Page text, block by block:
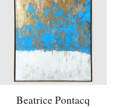
Beatrice Pontacq